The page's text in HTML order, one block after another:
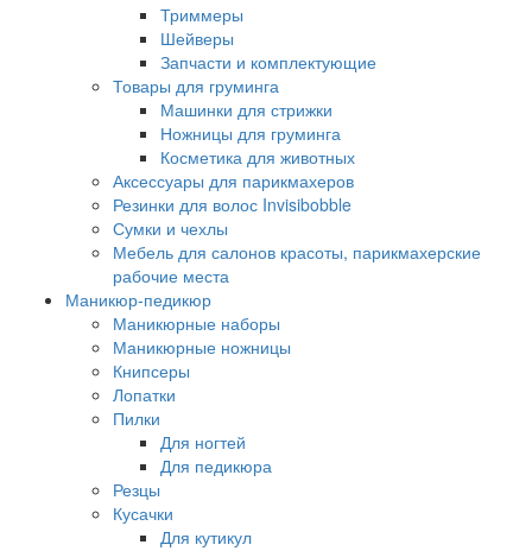
Триммеры
Шейверы
Запчасти и комплектующие
Товары для груминга
Машинки для стрижки
Ножницы для груминга
Косметика для животных
Аксессуары для парикмахеров
Резинки для волос Invisibobble
Сумки и чехлы
Мебель для салонов красоты, парикмахерские
рабочие места
Маникюр-педикюр
Маникюрные наборы
Маникюрные ножницы
Книпсеры
Лопатки
Пилки
Для ногтей
Для педикюра
Резцы
Кусачки
Для кутикул